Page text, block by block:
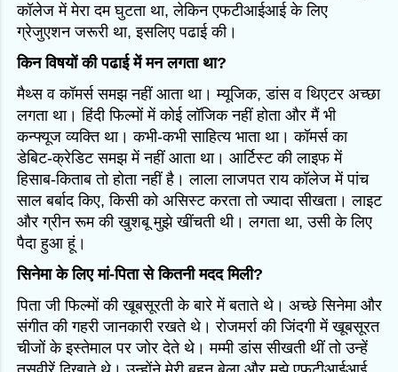
कॉलेज में मेरा दम घुटता था, लेकिन एफटीआईआई के लिए
ग्रेजुएशन जरूरी था, इसलिए पढाई की।
किन विषयों की पढाई में मन लगता था?
मैथ्स व कॉमर्स समझ नहीं आता था। म्यूजिक, डांस व थिएटर अच्छा
लगता था। हिंदी फिल्मों में कोई लॉजिक नहीं होता और मैं भी
कन्फ्यूज व्यक्ति था। कभी-कभी साहित्य भाता था। कॉमर्स का
डेबिट-क्रेडिट समझ में नहीं आता था। आर्टिस्ट की लाइफ में
हिसाब-किताब तो होता नहीं है। लाला लाजपत राय कॉलेज में पांच
साल बर्बाद किए, किसी को असिस्ट करता तो ज्यादा सीखता। लाइट
और ग्रीन रूम की खुशबू मुझे खींचती थी। लगता था, उसी के लिए
पैदा हुआ हूं।
सिनेमा के लिए मां-पिता से कितनी मदद मिली?
पिता जी फिल्मों की खूबसूरती के बारे में बताते थे। अच्छे सिनेमा और
संगीत की गहरी जानकारी रखते थे। रोजमर्रा की जिंदगी में खूबसूरत
चीजों के इस्तेमाल पर जोर देते थे। मम्मी डांस सीखती थीं तो उन्हें